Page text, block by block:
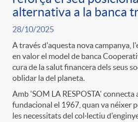
t
r
o
C
n
g
u
t
alternativa a la banca
28/10/2025
A través d'aquesta nova campanya,
en valor el model de banca
cura de la salut financera dels seus
oblidar la del planeta.
Amb 'SOM LA RESPOSTA' connecta
fundacional el 1967, quan va néixer
les necessitats del col·lectiu